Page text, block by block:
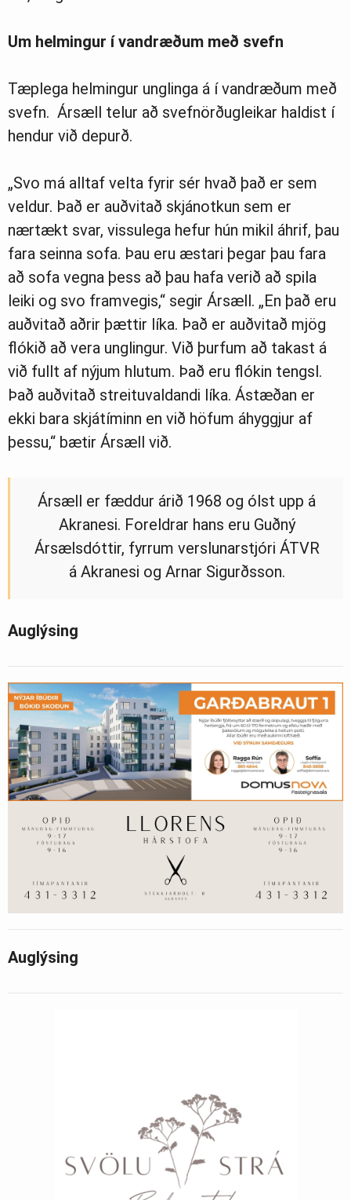
Um helmingur í vandræðum með svefn
Tæplega helmingur unglinga á í vandræðum með
svefn. Ársæll telur að svefnörðugleikar haldist í
hendur við depurð.
„Svo má alltaf velta fyrir sér hvað það er sem
veldur. Það er auðvitað skjánotkun sem er
nærtækt svar, vissulega hefur hún mikil áhrif, þau
fara seinna sofa. Þau eru æstari þegar þau fara
að sofa vegna þess að þau hafa verið að spila
leiki og svo framvegis,“ segir Ársæll. „En það eru
auðvitað aðrir þættir líka. Það er auðvitað mjög
flókið að vera unglingur. Við þurfum að takast á
við fullt af nýjum hlutum. Það eru flókin tengsl.
Það auðvitað streituvaldandi líka. Ástæðan er
ekki bara skjátíminn en við höfum áhyggjur af
þessu,“ bætir Ársæll við.
Ársæll er fæddur árið 1968 og ólst upp á
Akranesi. Foreldrar hans eru Guðný
Ársælsdóttir, fyrrum verslunarstjóri ÁTVR
á Akranesi og Arnar Sigurðsson.
Auglýsing
Auglýsing